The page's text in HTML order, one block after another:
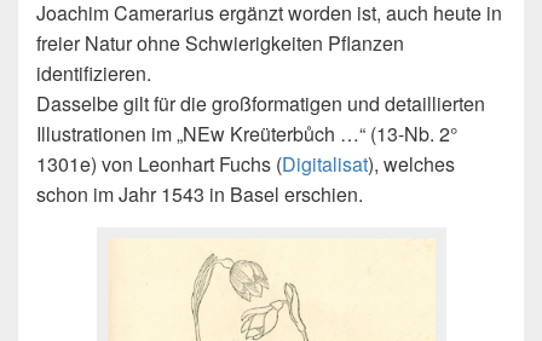
Joachim Camerarius ergänzt worden ist, auch heute in
freier Natur ohne Schwierigkeiten Pflanzen
identifizieren.
Dasselbe gilt für die großformatigen und detaillierten
Illustrationen im „NEw Kreüterbůch …“ (13-Nb. 2°
1301e) von Leonhart Fuchs (Digitalisat), welches
schon im Jahr 1543 in Basel erschien.